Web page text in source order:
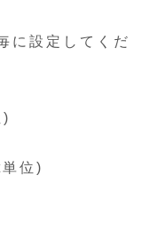
設定してくだ
位)